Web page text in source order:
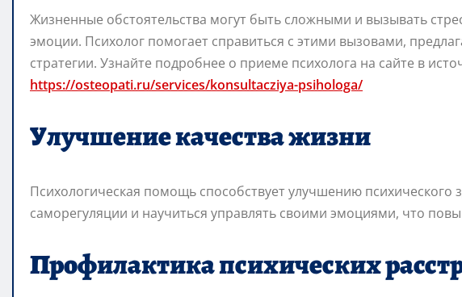
Жизненные обстоятельства могут быть сложными и вызывать
эмоции. Психолог помогает справиться с этими вызовами,
стратегии. Узнайте подробнее о приеме психолога на сайте в
https://osteopati.ru/services/konsultacziya-psihologa/
Улучшение качества жизни
Психологическая помощь способствует улучшению психического
саморегуляции и научиться управлять своими эмоциями, что
Профилактика психических